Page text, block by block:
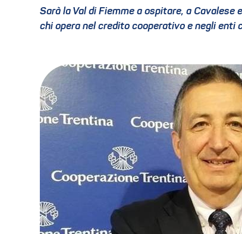
Sarà la Val di Fiemme a ospitare, a
chi opera nel credito cooperativo e negli enti